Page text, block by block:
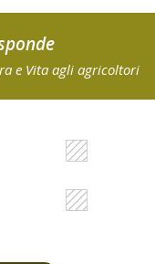
e Vita agli agricoltori